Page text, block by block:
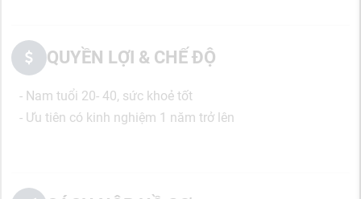
QUYỀN LỢI & CHẾ ĐỘ
- Nam tuổi 20- 40, sức khoẻ tốt
- Ưu tiên có kinh nghiệm 1 năm trở lên